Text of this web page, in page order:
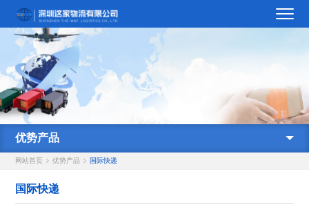
优势产品
网站首页 优势产品 国际快递
国际快递